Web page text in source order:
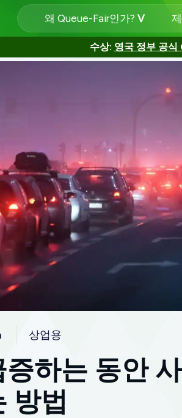
왜 Queue-Fair인가?
수상: 영국 정부 공식
상업용
하는 동안
방법